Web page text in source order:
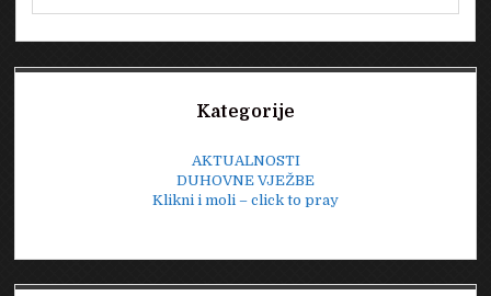
Kategorije
AKTUALNOSTI
DUHOVNE VJEŽBE
Klikni i moli – click to pray